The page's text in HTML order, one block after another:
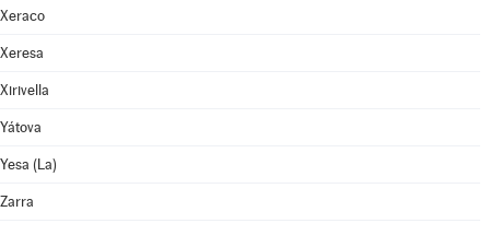
Xeraco
Xeresa
Xirivella
Yátova
Yesa (La)
Zarra